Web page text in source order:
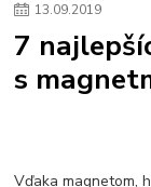
Plyšový macovia
Lego Star Wars
Vianočný darček pre
Hry pre deti
L.O.L. Surprise
13.09.2019
7
s
Vďaka magnetom,